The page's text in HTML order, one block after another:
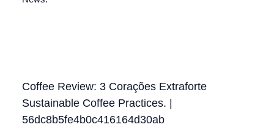
Coffee Review: 3 Corações Extraforte
Sustainable Coffee Practices. |
56dc8b5fe4b0c416164d30ab